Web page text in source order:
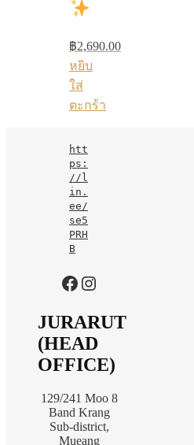
฿2,690.00
หยิบ
ใส่
ตะกร้า
htt
ps:
//l
in.
ee/
se5
PRH
B
https://www.facebook.com/jurarutofficial?mibextid=LQQJ4d
Instagram
JURARUT
(HEAD
OFFICE)
129/241 Moo 8
Band Krang
Sub-district,
Mueang